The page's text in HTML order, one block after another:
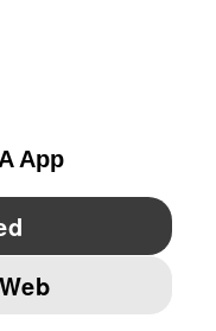
IMPRINT AND LEGAL DATA